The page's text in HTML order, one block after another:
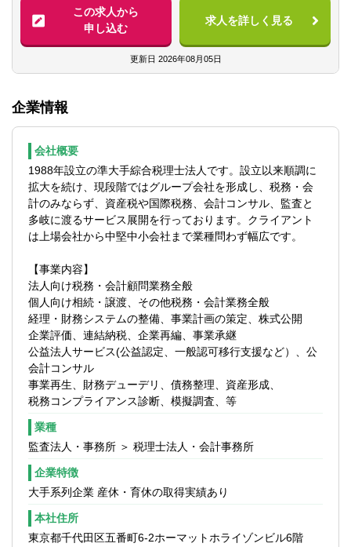
【歓迎経験・スキル】
■税理士または有資格者
【求める人物像】
ができる方
に関する業務も経験できます。
■顧問先は優良中小企業を中心に、スタート
アップ企業から上場準備企業、上場企業ま
で幅広く、医療法人や公益法人の顧問先も
自ら会計入力作業を行うことは原則として
ありません。給与計算業務や社会保険手続
きは原則として社会保険労務士法人が行い
ます。
ンス等の業務に携わる機会もあります。
経験の浅い方には複数担当制と先輩スタッ
フのフォローがあり着実にステップアップ
することができます。
事業承継、相続申告、組織再編、デューデ
サポートがあるので経験の無い方でも安心
してご入社いただけます。
することも可能です。
■税理士有資格者の多い組織ですが、専門学
校や大学院に通学するスタッフも多く毎年
この求人から
申し込む
求人を詳しく見る
更新日 2026年08月05日
企業情報
会社概要
1988年設立の準大手綜合税理士法人です。設立以来順調に
拡大を続け、現段階ではグループ会社を形成し、税務・会
計のみならず、資産税や国際税務、会計コンサル、監査と
多岐に渡るサービス展開を行っております。クライアント
は上場会社から中堅中小会社まで業種問わず幅広です。
【事業内容】
法人向け税務・会計顧問業務全般
個人向け相続・譲渡、その他税務・会計業務全般
経理・財務システムの整備、事業計画の策定、株式公開
企業評価、連結納税、企業再編、事業承継
公益法人サービス(公益認定、一般認可移行支援など）、公
会計コンサル
事業再生、財務デューデリ、債務整理、資産形成、
税務コンプライアンス診断、模擬調査、等
業種
監査法人・事務所 ＞ 税理士法人・会計事務所
企業特徴
大手系列企業 産休・育休の取得実績あり
本社住所
東京都千代田区五番町6-2ホーマットホライゾンビル6階